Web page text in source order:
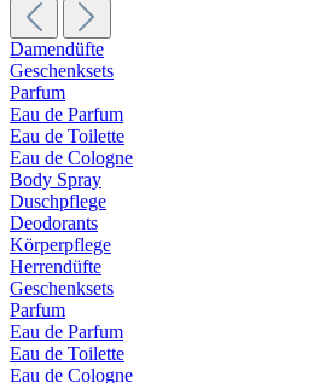
Damendüfte
Geschenksets
Parfum
Eau de Parfum
Eau de Toilette
Eau de Cologne
Body Spray
Duschpflege
Deodorants
Körperpflege
Herrendüfte
Geschenksets
Parfum
Eau de Parfum
Eau de Toilette
Eau de Cologne